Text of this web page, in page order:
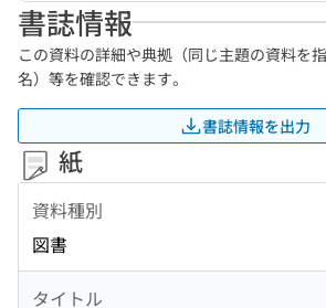
書誌情報
この資料の詳細や典拠（同じ主題の資料を
名）等を確認できます。
書誌情報を出力
紙
資料種別
図書
タイトル